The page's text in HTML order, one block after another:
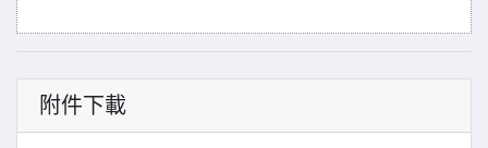
附件下載